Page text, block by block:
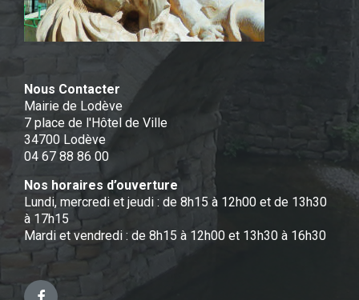
Nous Contacter
Mairie de Lodève
7 place de l'Hôtel de Ville
34700 Lodève
04 67 88 86 00
Nos horaires d’ouverture
Lundi, mercredi et jeudi : de 8h15 à 12h00 et de 13h30
à 17h15
Mardi et vendredi : de 8h15 à 12h00 et 13h30 à 16h30
Facebook